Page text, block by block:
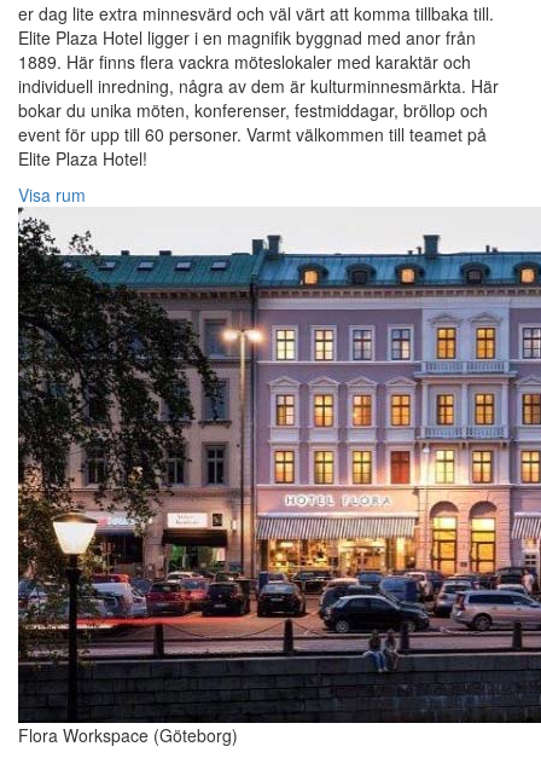
er dag lite extra minnesvärd och väl värt att komma tillbaka till.
Elite Plaza Hotel ligger i en magnifik byggnad med anor från
1889. Här finns flera vackra möteslokaler med karaktär och
individuell inredning, några av dem är kulturminnesmärkta. Här
bokar du unika möten, konferenser, festmiddagar, bröllop och
event för upp till 60 personer. Varmt välkommen till teamet på
Elite Plaza Hotel!‎
Visa rum
Flora Workspace (Göteborg)